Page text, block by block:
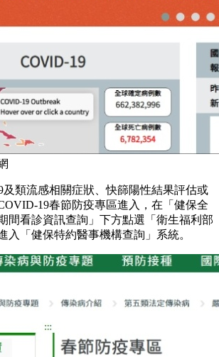
及類流感相關症狀、快篩陽性結果評估或
19春節防疫專區進入，在「健保全
間看診資訊查詢」下方點選「衛生福利部
入「健保特約醫事機構查詢」系統。